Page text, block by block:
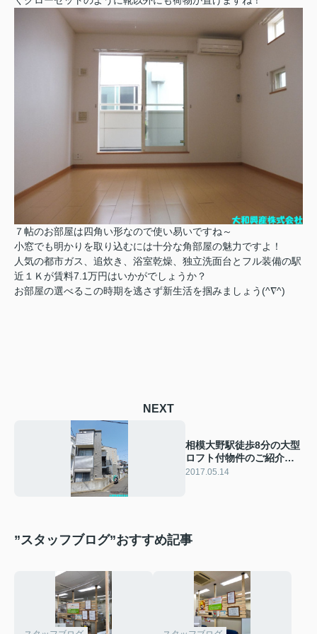
７帖のお部屋は四角い形なので使い易いですね～
小窓でも明かりを取り込むには十分な角部屋の魅力ですよ！
人気の都市ガス、追炊き、浴室乾燥、独立洗面台とフル装備の駅
近１Ｋが賃料7.1万円はいかがでしょうか？
お部屋の選べるこの時期を逃さず新生活を掴みましょう(^∇^)
NEXT
相模大野駅徒歩8分の大型
ロフト付物件のご紹介で
す！
2017.05.14
”スタッフブログ”おすすめ記事